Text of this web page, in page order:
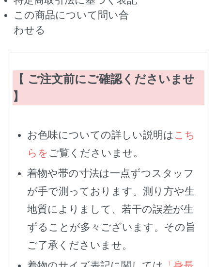
この商品について問い合
わせる
【 ご注文前にご確認くださいませ
】
お色味についての詳しい説明は こち
らを ご覧くださいませ。
着物や帯の寸法は一点ずつスタッフ
が手で測っております。測り方や生
地質によりまして、若干の誤差が生
ずることが多々ございます。その旨
ご了承くださいませ。